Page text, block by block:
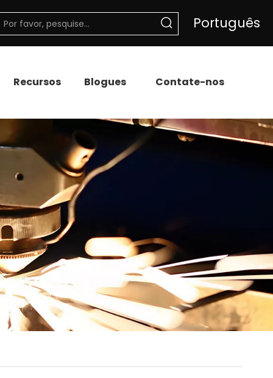
Português
Recursos Blogues Contate-nos